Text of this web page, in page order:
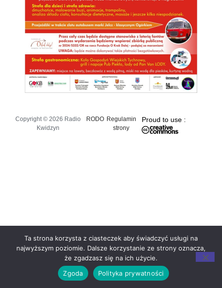
Copyright © 2026 Radio
Kwidzyn
RODO Regulamin
strony
Proud to use :
Ta strona korzysta z ciasteczek aby świadczyć usługi na
najwyższym poziomie. Dalsze korzystanie ze strony oznacza,
że zgadzasz się na ich użycie.
Zgoda
Polityka prywatności